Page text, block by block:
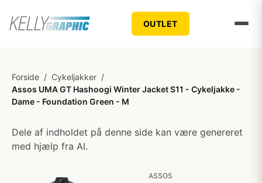
OUTLET
Forside / Cykeljakker /
Assos UMA GT Hashoogi Winter Jacket S11 - Cykeljakke -
Dame - Foundation Green - M
Dele af indholdet på denne side kan være genereret
med hjælp fra AI.
ASSOS